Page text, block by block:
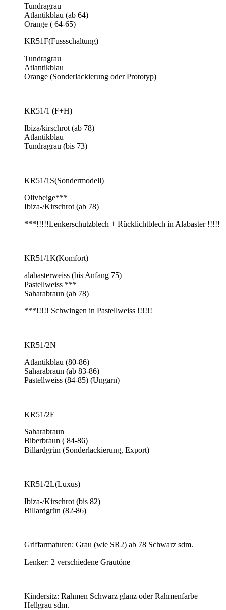
Tundragrau
Atlantikblau (ab 64)
Orange ( 64-65)
KR51F(Fussschaltung)
Tundragrau
Atlantikblau
Orange (Sonderlackierung oder Prototyp)
KR51/1 (F+H)
Ibiza/kirschrot (ab 78)
Atlantikblau
Tundragrau (bis 73)
KR51/1S(Sondermodell)
Olivbeige***
Ibiza-/Kirschrot (ab 78)
***!!!!!Lenkerschutzblech + Rücklichtblech in Alabaster !!!!!
KR51/1K(Komfort)
alabasterweiss (bis Anfang 75)
Pastellweiss ***
Saharabraun (ab 78)
***!!!!! Schwingen in Pastellweiss !!!!!!
KR51/2N
Atlantikblau (80-86)
Saharabraun (ab 83-86)
Pastellweiss (84-85) (Ungarn)
KR51/2E
Saharabraun
Biberbraun ( 84-86)
Billardgrün (Sonderlackierung, Export)
KR51/2L(Luxus)
Ibiza-/Kirschrot (bis 82)
Billardgrün (82-86)
Griffarmaturen: Grau (wie SR2) ab 78 Schwarz sdm.
Lenker: 2 verschiedene Grautöne
Kindersitz: Rahmen Schwarz glanz oder Rahmenfarbe
Hellgrau sdm.